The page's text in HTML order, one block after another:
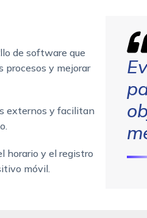
de software que
procesos y mejorar
externos y facilitan
horario y el registro
móvil.